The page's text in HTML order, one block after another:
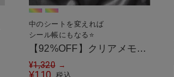
中のシートを変えれば
シール帳にもなる⭐
【92%OFF】クリアメモバ
インダー/シールバインダ
¥1,320 →
税込